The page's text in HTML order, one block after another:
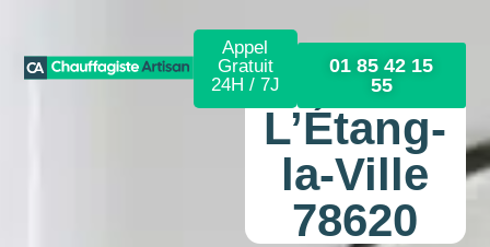
Appel
Gratuit
24H / 7J
01 85 42 15
55
L’Étang-
la-Ville
78620